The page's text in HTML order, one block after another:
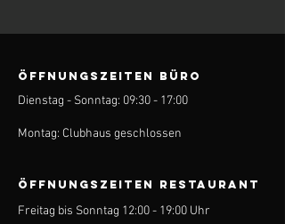
ÖFFNUNGSZEITEN BÜRO
Dienstag - Sonntag: 09:30 - 17:00
Montag: Clubhaus geschlossen
ÖFFNUNGSZEITEN Restaurant
Freitag bis Sonntag 12:00 - 19:00 Uhr